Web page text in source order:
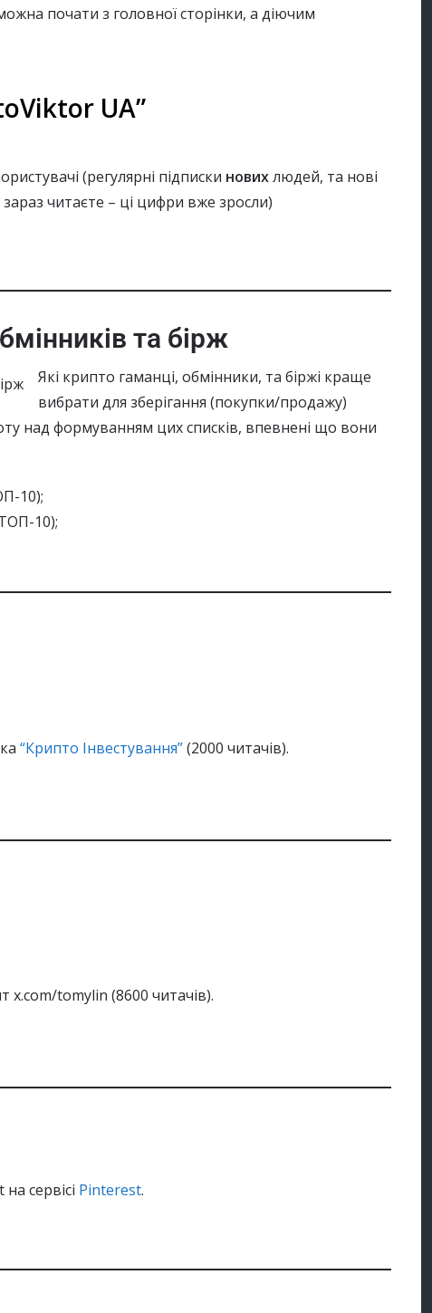
почати з головної сторінки, а діючим
UA”
(регулярні підписки новихлюдей, та нові
читаєте – ці цифри вже зросли)
та бірж
Які крипто гаманці, обмінники, та біржі краще
вибрати для зберігання (покупки/продажу)
над формуванням цих списків, впевнені що вони
10);
10);
“Крипто Iнвестування”(2000 читачів).
x.com/tomylin (8600 читачів).
сервісі Pinterest.